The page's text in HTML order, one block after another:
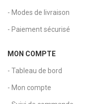
- Modes de livraison
- Paiement sécurisé
MON COMPTE
- Tableau de bord
- Mon compte